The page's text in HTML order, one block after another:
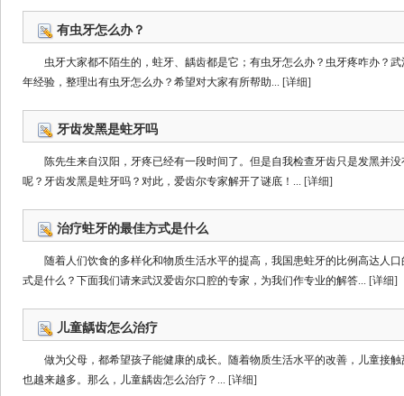
有虫牙怎么办？
虫牙大家都不陌生的，蛀牙、龋齿都是它；有虫牙怎么办？虫牙疼咋办？
年经验，整理出有虫牙怎么办？希望对大家有所帮助... [详细]
牙齿发黑是蛀牙吗
陈先生来自汉阳，牙疼已经有一段时间了。但是自我检查牙齿只是发黑并
呢？牙齿发黑是蛀牙吗？对此，爱齿尔专家解开了谜底！... [详细]
治疗蛀牙的最佳方式是什么
随着人们饮食的多样化和物质生活水平的提高，我国患蛀牙的比例高达人
式是什么？下面我们请来武汉爱齿尔口腔的专家，为我们作专业的解答... [详细]
儿童龋齿怎么治疗
做为父母，都希望孩子能健康的成长。随着物质生活水平的改善，儿童接
也越来越多。那么，儿童龋齿怎么治疗？... [详细]